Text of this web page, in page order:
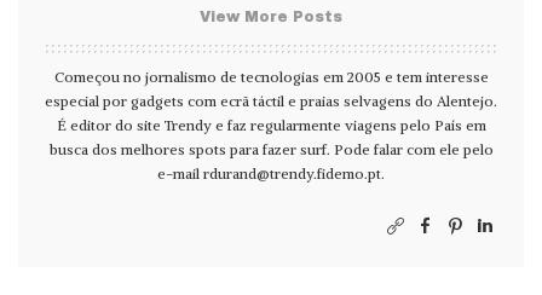
View More Posts
Começou no jornalismo de tecnologias em 2005 e tem interesse
especial por gadgets com ecrã táctil e praias selvagens do Alentejo.
É editor do site Trendy e faz regularmente viagens pelo País em
busca dos melhores spots para fazer surf. Pode falar com ele pelo
e-mail rdurand@trendy.fidemo.pt.